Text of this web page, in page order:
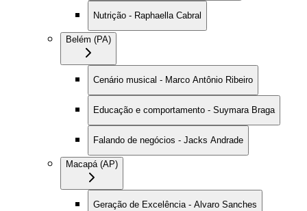
Nutrição - Raphaella Cabral
Belém (PA)
Cenário musical - Marco Antônio Ribeiro
Educação e comportamento - Suymara Braga
Falando de negócios - Jacks Andrade
Macapá (AP)
Geração de Excelência - Alvaro Sanches